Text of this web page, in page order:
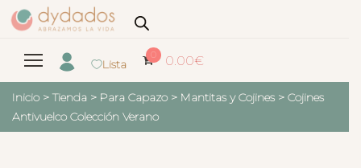
Lista
0 0.00€
Inicio > Tienda > Para Capazo > Mantitas y Cojines > Cojines
Antivuelco Colección Verano